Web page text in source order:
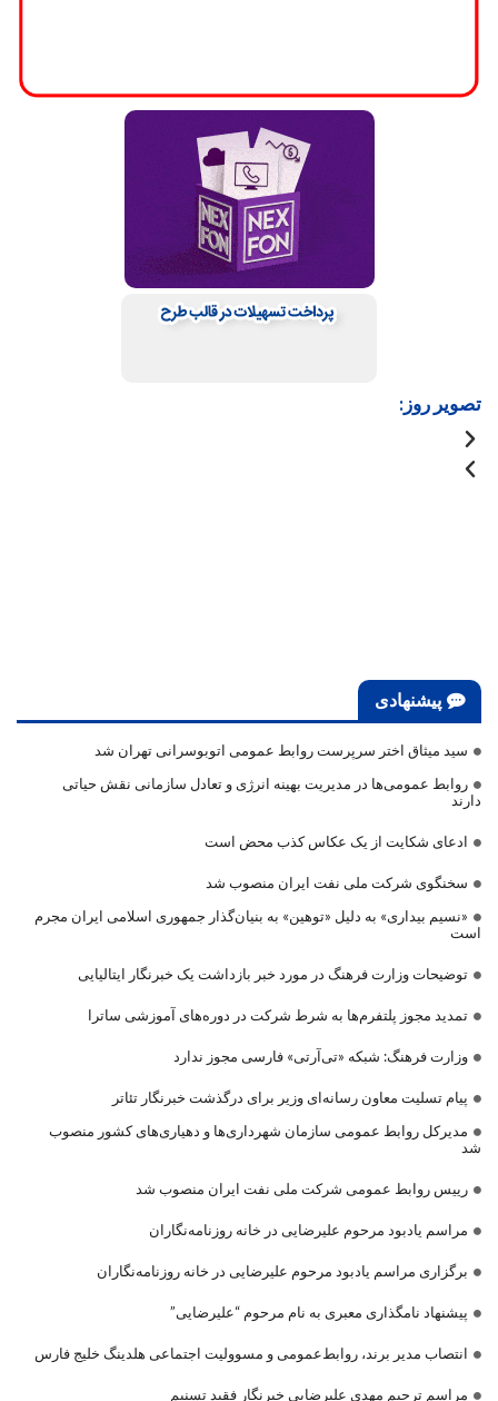
تصویر روز:
پیشنهادی
سید میثاق اختر سرپرست روابط عمومی اتوبوسرانی تهران شد
روابط عمومی‌ها در مدیریت بهینه انرژی و تعادل سازمانی نقش حیاتی
دارند
ادعای شکایت از یک عکاس کذب محض است
سخنگوی شرکت ملی نفت ایران منصوب شد
«نسیم بیداری» به دلیل «توهین» به بنیان‌گذار جمهوری اسلامی ایران مجرم
است
توضیحات وزارت فرهنگ در مورد خبر بازداشت یک خبرنگار ایتالیایی
تمدید مجوز پلتفرم‌ها به شرط شرکت در دوره‌های آموزشی ساترا
وزارت فرهنگ: شبکه «تی‌آرتی» فارسی مجوز ندارد
پیام تسلیت معاون رسانه‌ای وزیر برای درگذشت خبرنگار تئاتر
مدیرکل روابط عمومی سازمان شهرداری‌ها و دهیاری‌های کشور منصوب
شد
رییس روابط عمومی شرکت ملی نفت ایران منصوب شد
مراسم یادبود مرحوم علیرضایی در خانه روزنامه‌نگاران
برگزاری مراسم یادبود مرحوم علیرضایی در خانه روزنامه‌نگاران
پیشنهاد نامگذاری معبری به نام مرحوم “علیرضایی”
انتصاب مدیر برند، روابط‌عمومی و مسوولیت اجتماعی هلدینگ خلیج فارس
مراسم ترحیم مهدی علیرضایی خبرنگار فقید تسنیم